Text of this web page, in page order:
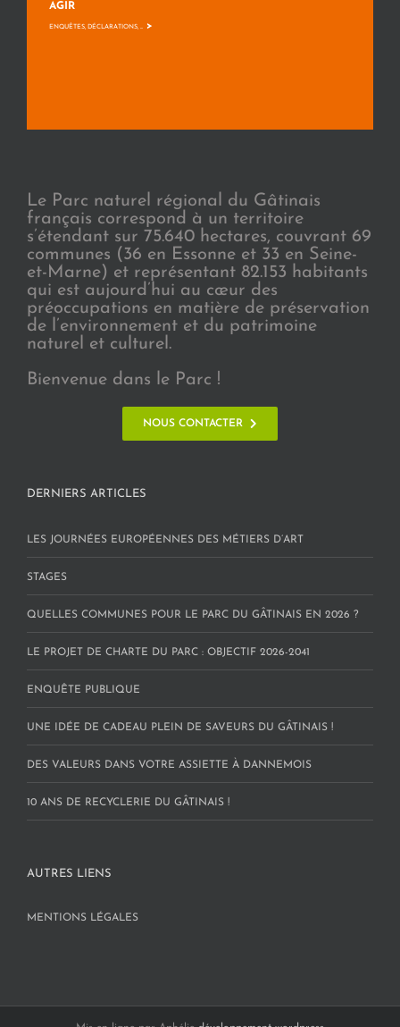
AGIR
ENQUÊTES, DÉCLARATIONS, ... >
Le Parc naturel régional du Gâtinais
français correspond à un territoire
s’étendant sur 75.640 hectares, couvrant 69
communes (36 en Essonne et 33 en Seine-
et-Marne) et représentant 82.153 habitants
qui est aujourd’hui au cœur des
préoccupations en matière de préservation
de l’environnement et du patrimoine
naturel et culturel.
Bienvenue dans le Parc !
NOUS CONTACTER
DERNIERS ARTICLES
LES JOURNÉES EUROPÉENNES DES MÉTIERS D’ART
STAGES
QUELLES COMMUNES POUR LE PARC DU GÂTINAIS EN 2026 ?
LE PROJET DE CHARTE DU PARC : OBJECTIF 2026-2041
ENQUÊTE PUBLIQUE
UNE IDÉE DE CADEAU PLEIN DE SAVEURS DU GÂTINAIS !
DES VALEURS DANS VOTRE ASSIETTE À DANNEMOIS
10 ANS DE RECYCLERIE DU GÂTINAIS !
AUTRES LIENS
MENTIONS LÉGALES